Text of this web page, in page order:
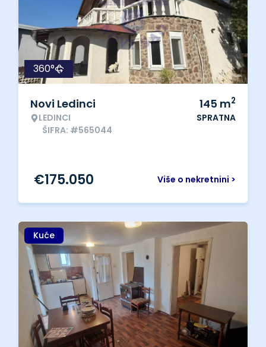
360°
Novi Ledinci
LEDINCI
ŠIFRA: #565044
145 m2
SPRATNA
Više o nekretnini >
€175.050
Kuće